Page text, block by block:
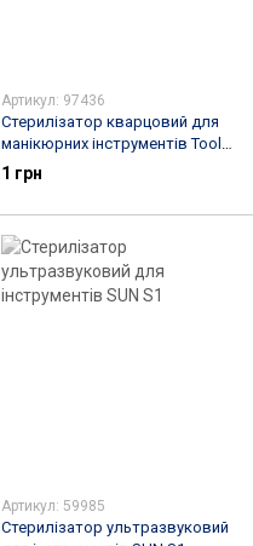
Артикул: 97436
Стерилізатор кварцовий для
манікюрних інструментів Tools
Sterilizer YM 910 A
1 грн
Артикул: 59985
Стерилізатор ультразвуковий